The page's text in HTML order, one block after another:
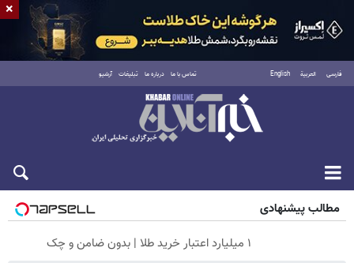
فارسی العربية English تماس با ما درباره ما تبلیغات آرشیو
جمعه ۱۶ مرداد ۱۴۰۵
مطالب پیشنهادی
۱ میلیارد اعتبار خرید طلا | بدون ضامن و چک
×